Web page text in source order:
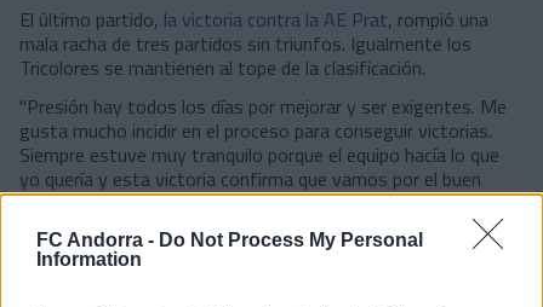
FC Andorra - Do Not Process My Personal
Information
El último partido, la victoria contra la AE Prat, rompió una
mala racha de tres partidos sin triunfos. Igualmente los
Tricolores se mantienen al tope de la clasificación.
"Presión hay todos los días por mejorar y ser exigentes. Me
gusta mucho incidir en el proceso para conseguir victorias.
Siempre estuve muy tranquilo porque el equipo hacía lo que
yo quería y esta victoria confirma que vamos por el buen
camino", remarcaba el míster.
Sarabia lleva un mes y medio comandando el cuerpo técnico
del FC Andorra, un club muy particular dentro del universo de